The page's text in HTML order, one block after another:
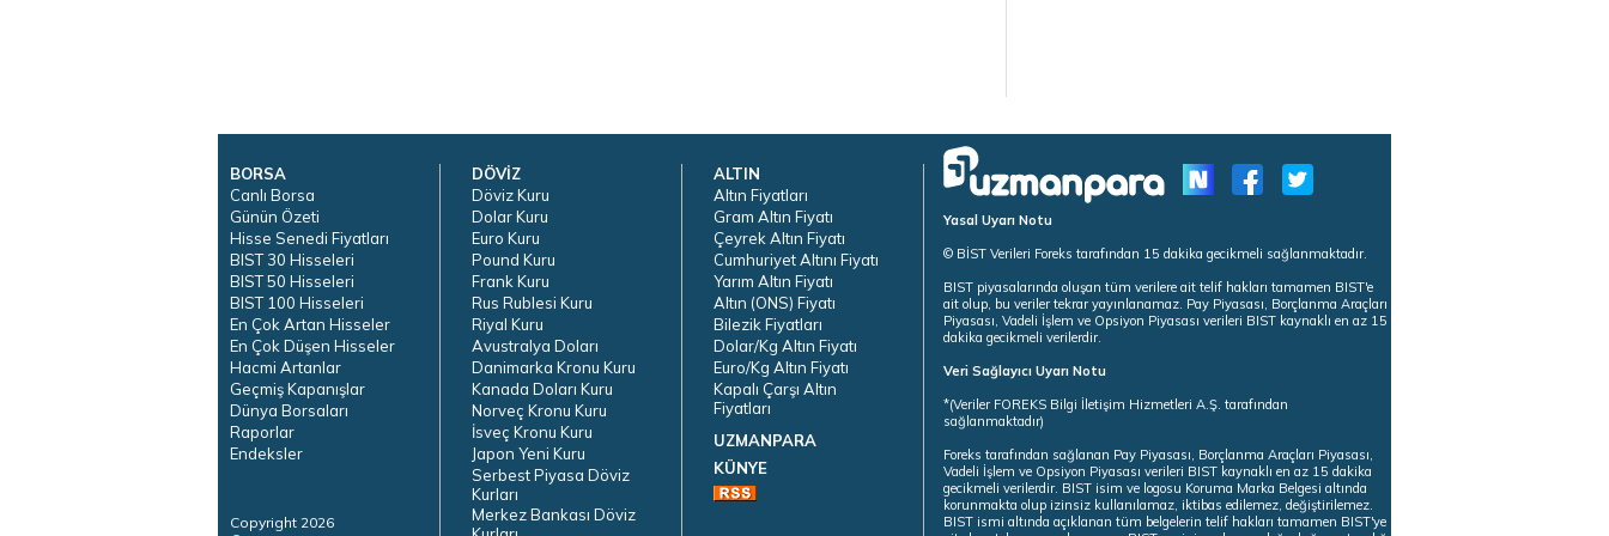
BORSA
Canlı Borsa
Günün Özeti
Hisse Senedi Fiyatları
BIST 30 Hisseleri
BIST 50 Hisseleri
BIST 100 Hisseleri
En Çok Artan Hisseler
En Çok Düşen Hisseler
Hacmi Artanlar
Geçmiş Kapanışlar
Dünya Borsaları
Raporlar
Endeksler
Copyright 2026
DÖVİZ
Döviz Kuru
Dolar Kuru
Euro Kuru
Pound Kuru
Frank Kuru
Rus Rublesi Kuru
Riyal Kuru
Avustralya Doları
Danimarka Kronu Kuru
Kanada Doları Kuru
Norveç Kronu Kuru
İsveç Kronu Kuru
Japon Yeni Kuru
Serbest Piyasa Döviz
Kurları
Merkez Bankası Döviz
ALTIN
Altın Fiyatları
Gram Altın Fiyatı
Çeyrek Altın Fiyatı
Cumhuriyet Altını Fiyatı
Yarım Altın Fiyatı
Altın (ONS) Fiyatı
Bilezik Fiyatları
Dolar/Kg Altın Fiyatı
Euro/Kg Altın Fiyatı
Kapalı Çarşı Altın
Fiyatları
UZMANPARA
KÜNYE
Yasal Uyarı Notu
© BİST Verileri Foreks tarafından 15 dakika gecikmeli sağlanmaktadır.
BIST piyasalarında oluşan tüm verilere ait telif hakları tamamen BIST'e
ait olup, bu veriler tekrar yayınlanamaz. Pay Piyasası, Borçlanma Araçları
Piyasası, Vadeli İşlem ve Opsiyon Piyasası verileri BIST kaynaklı en az 15
dakika gecikmeli verilerdir.
Veri Sağlayıcı Uyarı Notu
*(Veriler FOREKS Bilgi İletişim Hizmetleri A.Ş. tarafından
sağlanmaktadır)
Foreks tarafından sağlanan Pay Piyasası, Borçlanma Araçları Piyasası,
Vadeli İşlem ve Opsiyon Piyasası verileri BIST kaynaklı en az 15 dakika
gecikmeli verilerdir. BIST isim ve logosu Koruma Marka Belgesi altında
korunmakta olup izinsiz kullanılamaz, iktibas edilemez, değiştirilemez.
BIST ismi altında açıklanan tüm belgelerin telif hakları tamamen BIST'ye